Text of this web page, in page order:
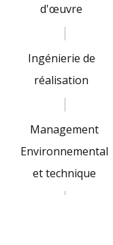
d'œuvre
Ingénierie de
réalisation
Management
Environnemental
et technique